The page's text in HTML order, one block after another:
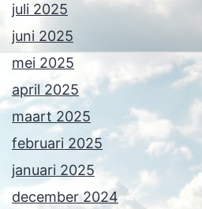
juli 2025
juni 2025
mei 2025
april 2025
maart 2025
februari 2025
januari 2025
december 2024